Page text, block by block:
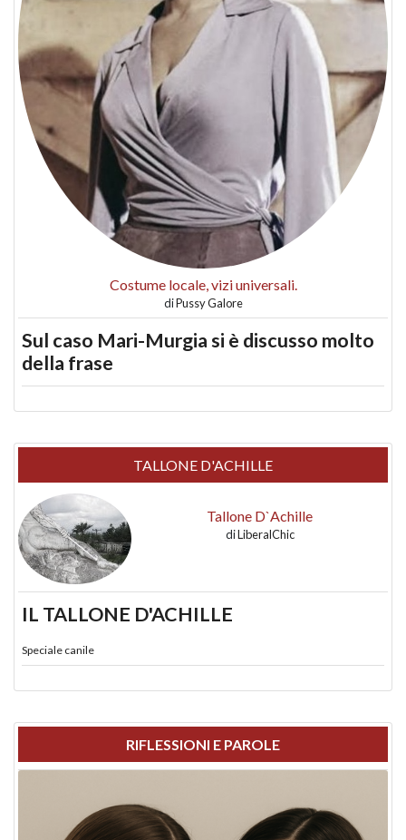
Costume locale, vizi universali.
diPussy Galore
Sul caso Mari-Murgia si è discusso molto
della frase
TALLONE D'ACHILLE
Tallone D`Achille
diLiberalChic
IL TALLONE D'ACHILLE
Speciale canile
RIFLESSIONI E PAROLE